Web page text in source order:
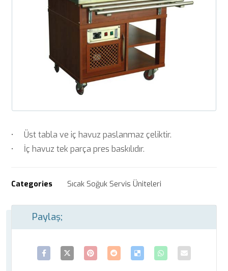
• Üst tabla ve iç havuz paslanmaz çeliktir.
• İç havuz tek parça pres baskılıdır.
Categories Sıcak Soğuk Servis Üniteleri